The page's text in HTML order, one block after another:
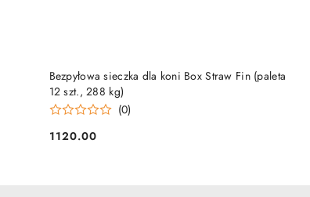
Bezpyłowa sieczka dla koni Box Straw Fin (paleta
12 szt., 288 kg)
(0)
Cena:
1120.00
PRODUKT NIEDOSTĘPNY